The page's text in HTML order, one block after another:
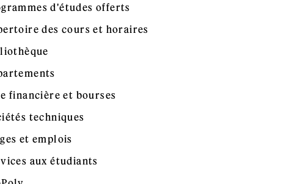
d'études offerts
des cours et horaires
financière et bourses
techniques
et emplois
aux étudiants